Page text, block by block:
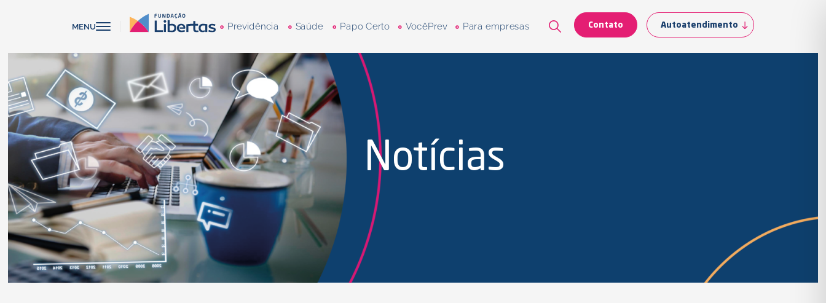
MENU Previdência Saúde Papo Certo VocêPrev Para empresas Contato Autoatendimento
Notícias